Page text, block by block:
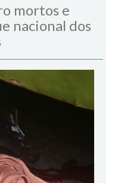
mortos e
nacional dos